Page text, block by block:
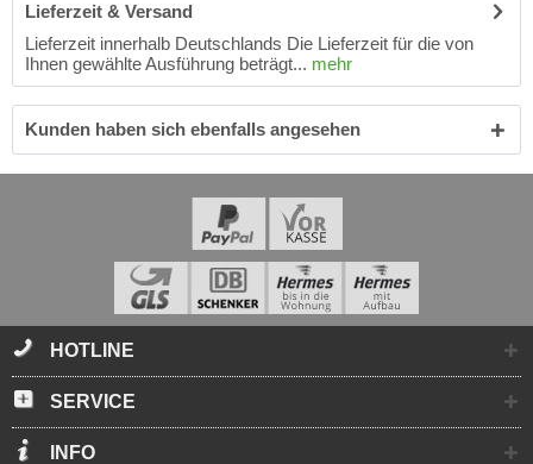
Lieferzeit & Versand
Lieferzeit innerhalb Deutschlands Die Lieferzeit für die von
Ihnen gewählte Ausführung beträgt... mehr
Kunden haben sich ebenfalls angesehen
HOTLINE
SERVICE
INFO